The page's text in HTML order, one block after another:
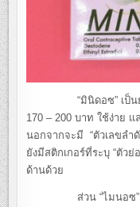
“มินิดอซ” เป็นยานำ
170 – 200 บาท ใช้ง่าย
นอกจากจะมี “ตัวเลขลำ
ยังมีสติกเกอร์ที่ระบุ “ตัว
ด้านด้วย
ส่วน “ไมนอซ” เป็น